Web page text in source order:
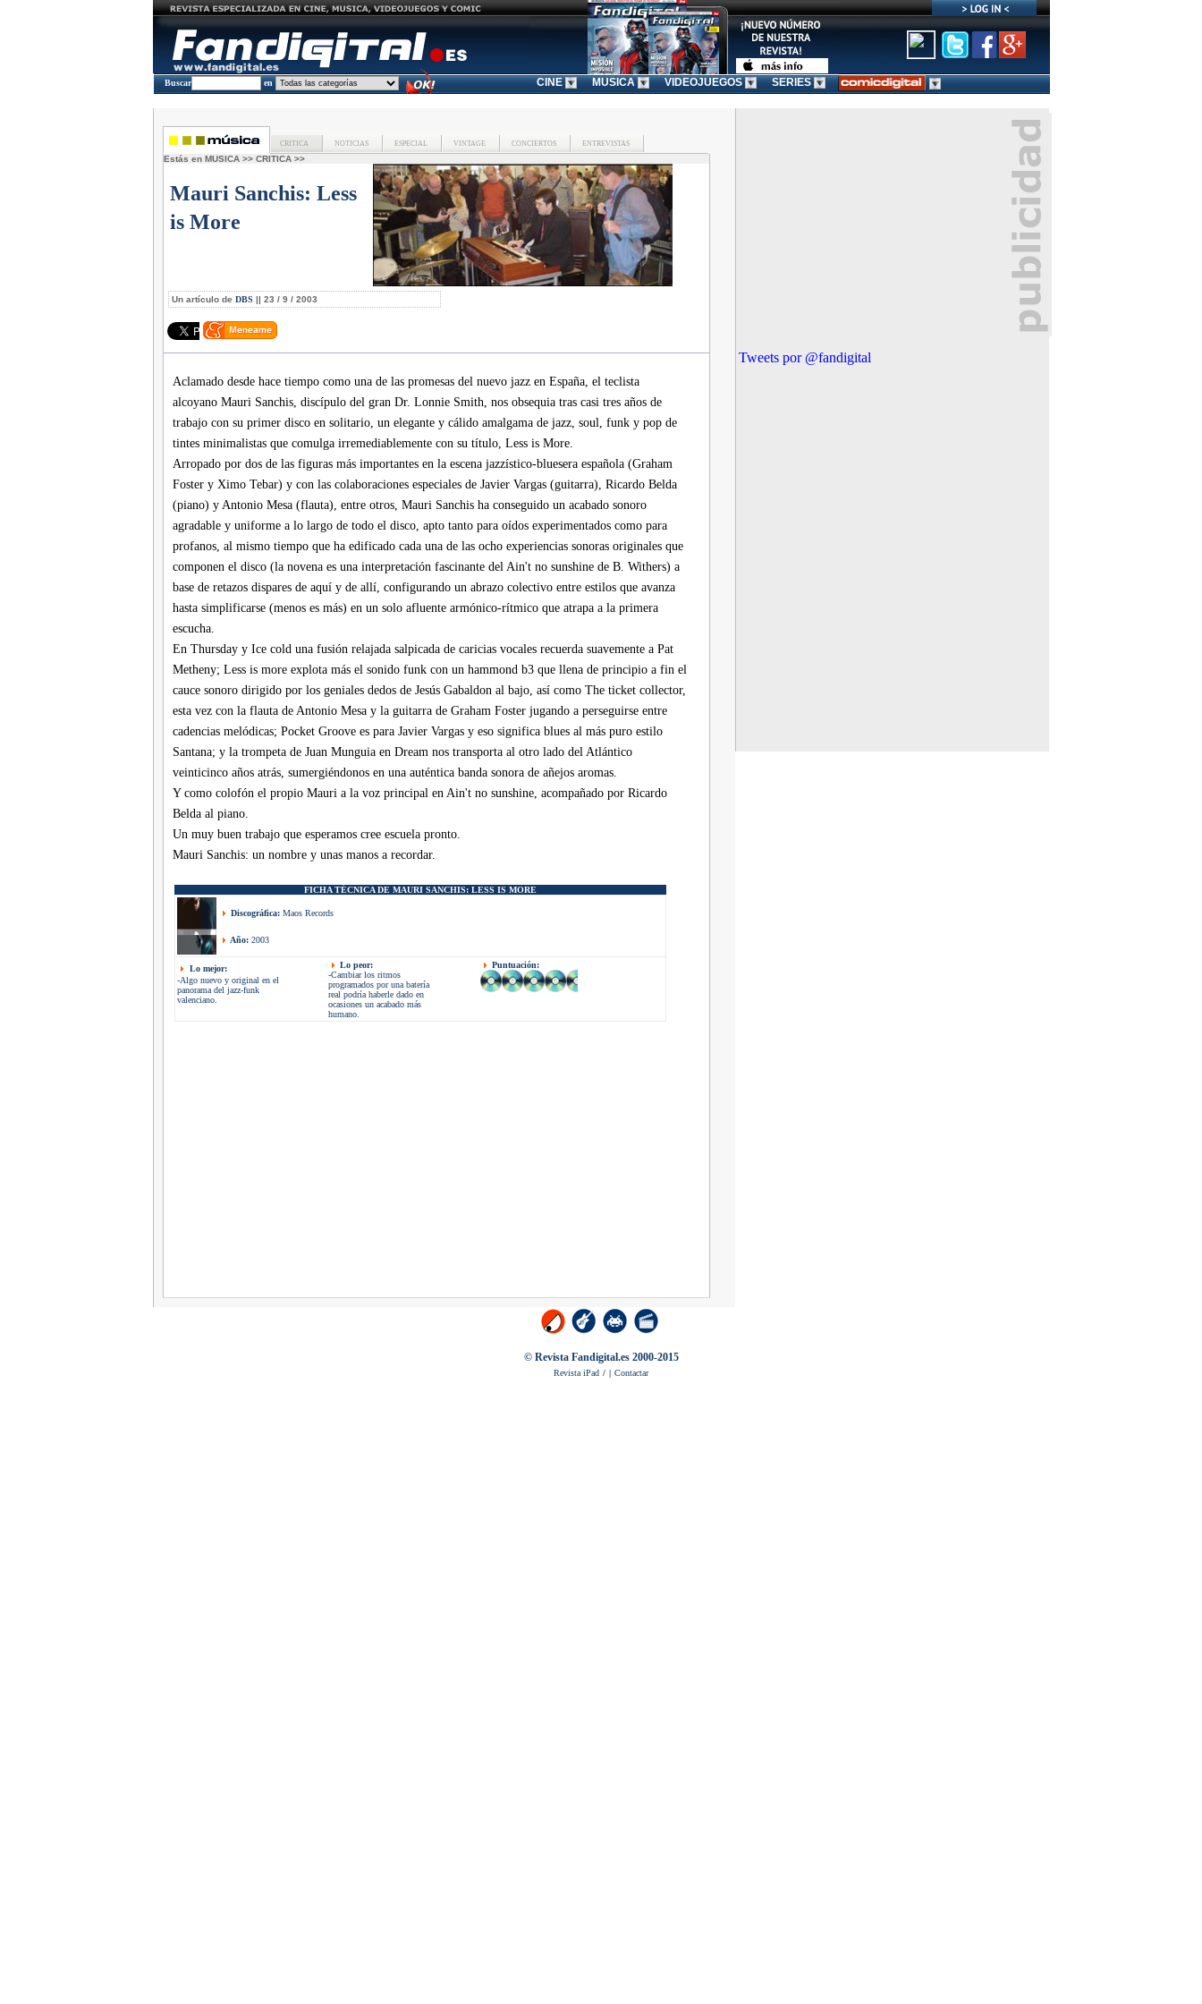
Buscar en CINE MUSICA VIDEOJUEGOS SERIES
CRITICA NOTICIAS ESPECIAL VINTAGE CONCIERTOS ENTREVISTAS
Estás en MUSICA >> CRITICA >>
Mauri Sanchis: Less
is More
Un artículo de DBS || 23 / 9 / 2003
Aclamado desde hace tiempo como una de las promesas del nuevo jazz en España, el teclista
alcoyano Mauri Sanchis, discípulo del gran Dr. Lonnie Smith, nos obsequia tras casi tres años de
trabajo con su primer disco en solitario, un elegante y cálido amalgama de jazz, soul, funk y pop de
tintes minimalistas que comulga irremediablemente con su título, Less is More.
Arropado por dos de las figuras más importantes en la escena jazzístico-bluesera española (Graham
Foster y Ximo Tebar) y con las colaboraciones especiales de Javier Vargas (guitarra), Ricardo Belda
(piano) y Antonio Mesa (flauta), entre otros, Mauri Sanchis ha conseguido un acabado sonoro
agradable y uniforme a lo largo de todo el disco, apto tanto para oídos experimentados como para
profanos, al mismo tiempo que ha edificado cada una de las ocho experiencias sonoras originales que
componen el disco (la novena es una interpretación fascinante del Ain't no sunshine de B. Withers) a
base de retazos dispares de aquí y de allí, configurando un abrazo colectivo entre estilos que avanza
hasta simplificarse (menos es más) en un solo afluente armónico-rítmico que atrapa a la primera
escucha.
En Thursday y Ice cold una fusión relajada salpicada de caricias vocales recuerda suavemente a Pat
Metheny; Less is more explota más el sonido funk con un hammond b3 que llena de principio a fin el
cauce sonoro dirigido por los geniales dedos de Jesús Gabaldon al bajo, así como The ticket collector,
esta vez con la flauta de Antonio Mesa y la guitarra de Graham Foster jugando a perseguirse entre
cadencias melódicas; Pocket Groove es para Javier Vargas y eso significa blues al más puro estilo
Santana; y la trompeta de Juan Munguia en Dream nos transporta al otro lado del Atlántico
veinticinco años atrás, sumergiéndonos en una auténtica banda sonora de añejos aromas.
Y como colofón el propio Mauri a la voz principal en Ain't no sunshine, acompañado por Ricardo
Belda al piano.
Un muy buen trabajo que esperamos cree escuela pronto.
Mauri Sanchis: un nombre y unas manos a recordar.
FICHA TÉCNICA DE MAURI SANCHIS:LESS IS MORE
Discográfica:Maos Records
Año: 2003
Lo mejor:
-Algo nuevo y original en el
panorama del jazz-funk
valenciano.
Lo peor:
-Cambiar los ritmos
programados por una batería
real podría haberle dado en
ocasiones un acabado más
humano.
Puntuación:
Tweets por @fandigital
© Revista Fandigital.es 2000-2015
Revista iPad / | Contactar